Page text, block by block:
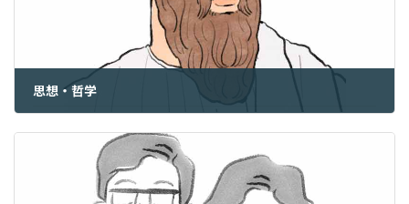
思想・哲学